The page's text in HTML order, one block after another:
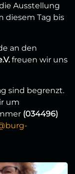
Ausstellung
diesem Tag bis
an den
freuen wir uns
sind begrenzt.
um
(034496)